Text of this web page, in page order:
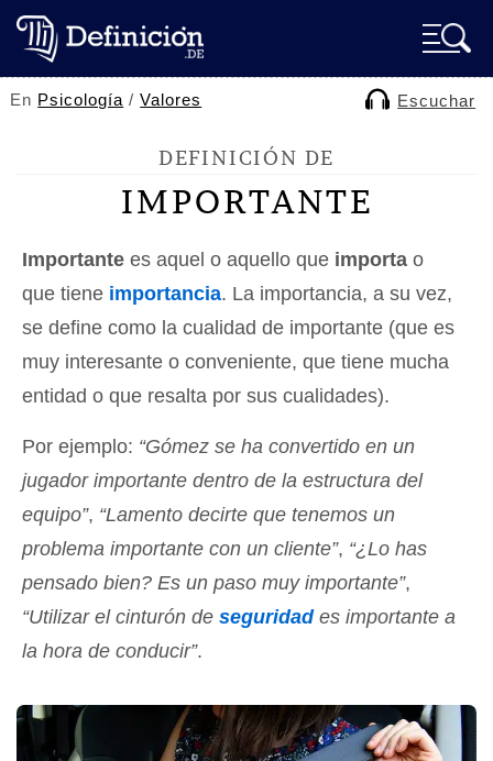
En Psicología /Valores Escuchar
DEFINICIÓN DE
IMPORTANTE
Importante es aquel o aquello que importa o
que tiene importancia. La importancia, a su vez,
se define como la cualidad de importante (que es
muy interesante o conveniente, que tiene mucha
entidad o que resalta por sus cualidades).
Por ejemplo: “Gómez se ha convertido en un
jugador importante dentro de la estructura del
equipo”, “Lamento decirte que tenemos un
problema importante con un cliente”, “¿Lo has
pensado bien? Es un paso muy importante”,
“Utilizar el cinturón de seguridades importante a
la hora de conducir”.